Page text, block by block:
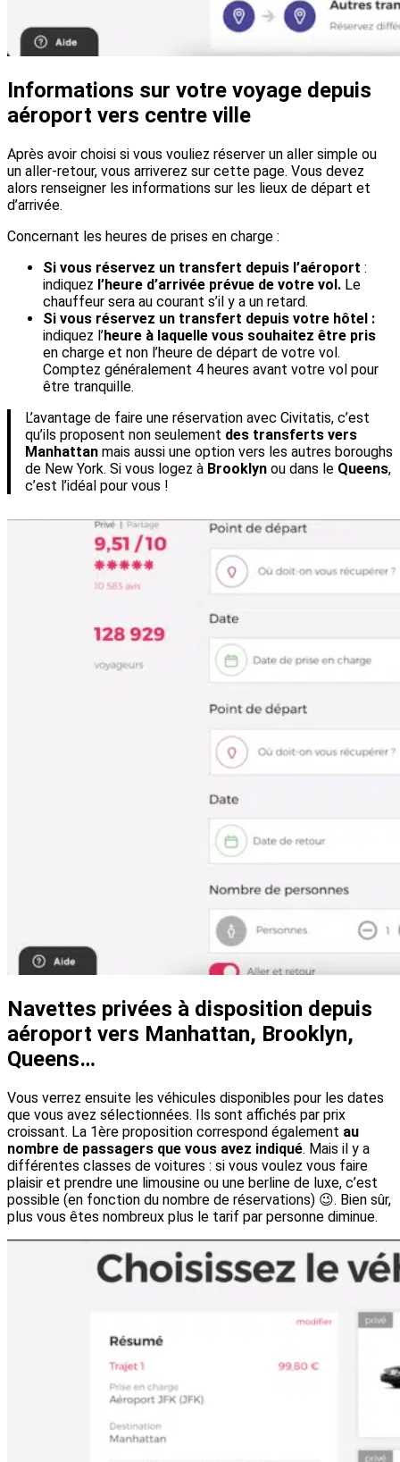
Informations sur votre voyage depuis
aéroport vers centre ville
Après avoir choisi si vous vouliez réserver un aller simple ou
un aller-retour, vous arriverez sur cette page. Vous devez
alors renseigner les informations sur les lieux de départ et
d’arrivée.
Concernant les heures de prises en charge :
Si vous réservez un transfert depuis l’aéroport :
indiquez l’heure d’arrivée prévue de votre vol. Le
chauffeur sera au courant s’il y a un retard.
Si vous réservez un transfert depuis votre hôtel :
indiquez l’heure à laquelle vous souhaitez être pris
en charge et non l’heure de départ de votre vol.
Comptez généralement 4 heures avant votre vol pour
être tranquille.
L’avantage de faire une réservation avec Civitatis, c’est
qu’ils proposent non seulement des transferts vers
Manhattan mais aussi une option vers les autres boroughs
de New York. Si vous logez à Brooklyn ou dans le Queens,
c’est l’idéal pour vous !
Navettes privées à disposition depuis
aéroport vers Manhattan, Brooklyn,
Queens…
Vous verrez ensuite les véhicules disponibles pour les dates
que vous avez sélectionnées. Ils sont affichés par prix
croissant. La 1ère proposition correspond également au
nombre de passagers que vous avez indiqué. Mais il y a
différentes classes de voitures : si vous voulez vous faire
plaisir et prendre une limousine ou une berline de luxe, c’est
possible (en fonction du nombre de réservations) 😉. Bien sûr,
plus vous êtes nombreux plus le tarif par personne diminue.